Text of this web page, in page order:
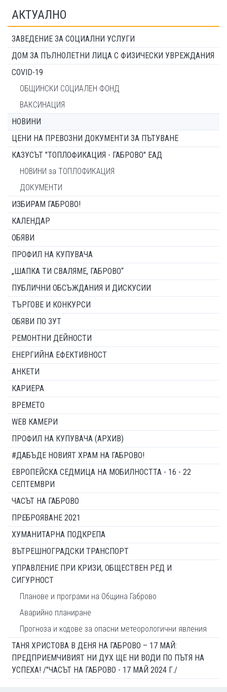
АКТУАЛНО
ЗАВЕДЕНИЕ ЗА СОЦИАЛНИ УСЛУГИ
ДОМ ЗА ПЪЛНОЛЕТНИ ЛИЦА С ФИЗИЧЕСКИ УВРЕЖДАНИЯ
COVID-19
ОБЩИНСКИ СОЦИАЛЕН ФОНД
ВАКСИНАЦИЯ
НОВИНИ
ЦЕНИ НА ПРЕВОЗНИ ДОКУМЕНТИ ЗА ПЪТУВАНЕ
КАЗУСЪТ "ТОПЛОФИКАЦИЯ - ГАБРОВО" ЕАД
НОВИНИ за ТОПЛОФИКАЦИЯ
ДОКУМЕНТИ
ИЗБИРАМ ГАБРОВО!
КАЛЕНДАР
ОБЯВИ
ПРОФИЛ НА КУПУВАЧА
„ШАПКА ТИ СВАЛЯМЕ, ГАБРОВО“
ПУБЛИЧНИ ОБСЪЖДАНИЯ И ДИСКУСИИ
ТЪРГОВЕ И КОНКУРСИ
ОБЯВИ ПО ЗУТ
РЕМОНТНИ ДЕЙНОСТИ
ЕНЕРГИЙНА ЕФЕКТИВНОСТ
АНКЕТИ
КАРИЕРА
ВРЕМЕТО
WEB КАМЕРИ
ПРОФИЛ НА КУПУВАЧА (АРХИВ)
#ДАБЪДЕ НОВИЯТ ХРАМ НА ГАБРОВО!
ЕВРОПЕЙСКА СЕДМИЦА НА МОБИЛНОСТТА - 16 - 22
СЕПТЕМВРИ
ЧАСЪТ НА ГАБРОВО
ПРЕБРОЯВАНЕ 2021
ХУМАНИТАРНА ПОДКРЕПА
ВЪТРЕШНОГРАДСКИ ТРАНСПОРТ
УПРАВЛЕНИЕ ПРИ КРИЗИ, ОБЩЕСТВЕН РЕД И
СИГУРНОСТ
Планове и програми на Община Габрово
Аварийно планиране
Прогноза и кодове за опасни метеорологични явления
ТАНЯ ХРИСТОВА В ДЕНЯ НА ГАБРОВО – 17 МАЙ:
ПРЕДПРИЕМЧИВИЯТ НИ ДУХ ЩЕ НИ ВОДИ ПО ПЪТЯ НА
УСПЕХА! /"ЧАСЪТ НА ГАБРОВО - 17 МАЙ 2024 Г./